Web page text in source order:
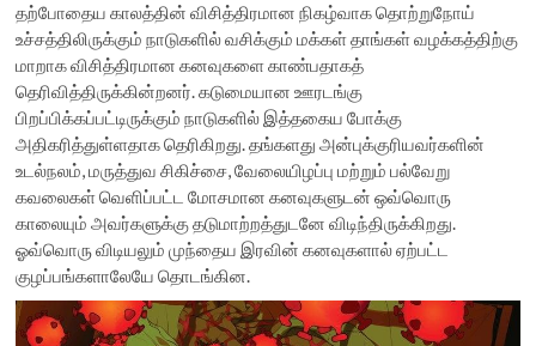
தற்போதைய காலத்தின் விசித்திரமான நிகழ்வாக தொற்றுநோய்
உச்சத்திலிருக்கும் நாடுகளில் வசிக்கும் மக்கள் தாங்கள் வழக்கத்திற்கு
மாறாக விசித்திரமான கனவுகளை காண்பதாகத்
தெரிவித்திருக்கின்றனர். கடுமையான ஊரடங்கு
பிறப்பிக்கப்பட்டிருக்கும் நாடுகளில் இத்தகைய போக்கு
அதிகரித்துள்ளதாக தெரிகிறது. தங்களது அன்புக்குரியவர்களின்
உடல்நலம், மருத்துவ சிகிச்சை, வேலையிழப்பு மற்றும் பல்வேறு
கவலைகள் வெளிப்பட்ட மோசமான கனவுகளுடன் ஒவ்வொரு
காலையும் அவர்களுக்கு தடுமாற்றத்துடனே விடிந்திருக்கிறது.
ஓவ்வொரு விடியலும் முந்தைய இரவின் கனவுகளால் ஏற்பட்ட
குழப்பங்களாலேயே தொடங்கின.